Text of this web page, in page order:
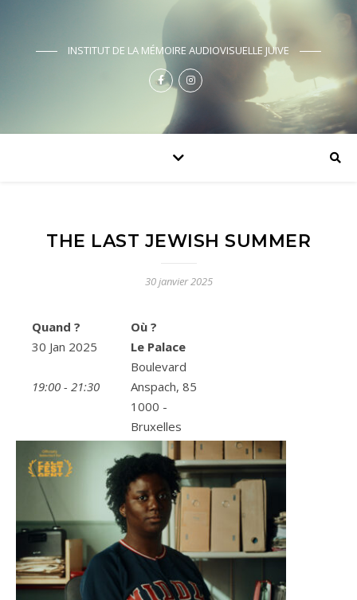
INSTITUT DE LA MÉMOIRE AUDIOVISUELLE JUIVE
THE LAST JEWISH SUMMER
30 janvier 2025
Quand ?
30 Jan 2025
19:00 - 21:30
Où ?
Le Palace
Boulevard
Anspach, 85
1000 -
Bruxelles